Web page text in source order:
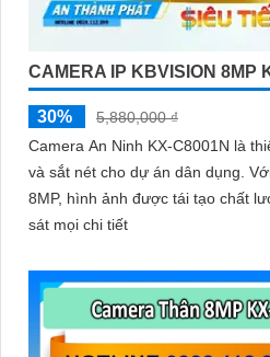
CAMERA IP KBVISION 8MP
30%
5,880,000 ₫
Camera An Ninh KX-C8001N là
và sắt nét cho dự án dân dụng. Với độ phân giải Ultra 4k
8MP, hình ảnh được tái tạo chất
sát mọi chi tiết